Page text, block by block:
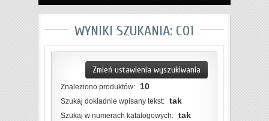
WYNIKI SZUKANIA: C01
Zmień ustawienia wyszukiwania
Znaleziono produktów: 10
Szukaj dokładnie wpisany tekst: tak
Szukaj w numerach katalogowych: tak